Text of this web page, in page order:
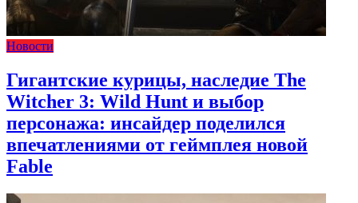
Новости
Гигантские курицы, наследие The
Witcher 3: Wild Hunt и выбор
персонажа: инсайдер поделился
впечатлениями от геймплея новой
Fable